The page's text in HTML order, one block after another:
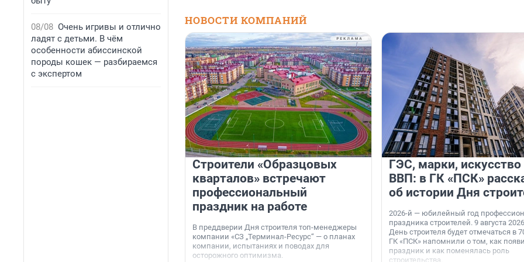
08/08 Очень игривы и отлично
ладят с детьми. В чём
особенности абиссинской
породы кошек — разбираемся
с экспертом
НОВОСТИ КОМПАНИЙ
Строители «Образцовых
кварталов» встречают
профессиональный
праздник на работе
В преддверии Дня строителя топ-менеджеры
компании «СЗ „Терминал-Ресурс“ — о планах
компании, испытаниях и поводах для
осторожного оптимизма.
ГЭС, марки, искусство
ВВП: в ГК «ПСК»
об истории Дня
2026-й — юбилейный год
праздника строителей. 9 августа
День строителя будет отмечаться в
ГК «ПСК» напомнили о том, как
праздник и как поменялась роль
строительства.